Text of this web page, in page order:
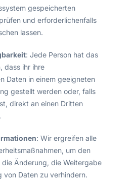
gespeicherten
und erforderlichenfalls
lassen.
: Jede Person hat das
dass ihr ihre
Daten in einem geeigneten
gestellt werden oder, falls
direkt an einen Dritten
: Wir ergreifen alle
um den
Änderung, die Weitergabe
von Daten zu verhindern.